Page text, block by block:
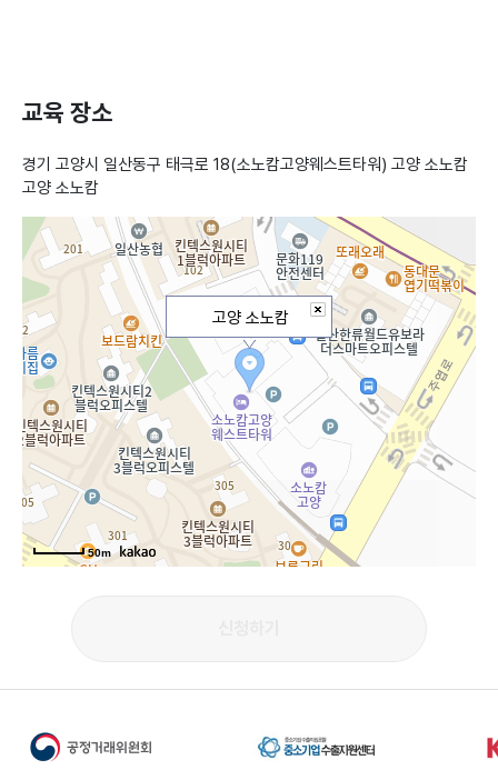
교육 장소
경기 고양시 일산동구 태극로 18(소노캄고양웨스트타워) 고양 소노캄
고양 소노캄
고양 소노캄
50m